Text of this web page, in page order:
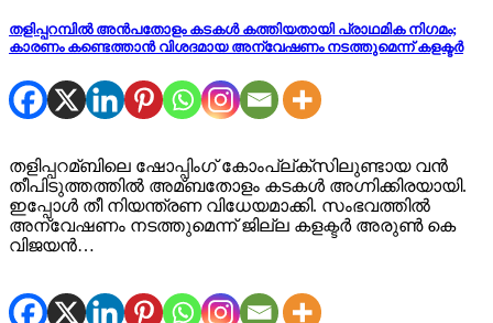
തളിപ്പറമ്പിൽ അൻപതോളം കടകൾ കത്തിയതായി പ്രാഥമിക നിഗമം;
കാരണം കണ്ടെത്താൻ വിശദമായ അന്വേഷണം നടത്തുമെന്ന് കളക്ടർ
തളിപ്പറമ്ബിലെ ഷോപ്പിംഗ് കോംപ്ല്ക്സിലുണ്ടായ വൻ
തീപിടുത്തത്തില്‍ അമ്ബതോളം കടകള്‍ അഗ്നിക്കിരയായി.
ഇപ്പോള്‍ തീ നിയന്ത്രണ വിധേയമാക്കി. സംഭവത്തില്‍
അന്വേഷണം നടത്തുമെന്ന് ജില്ല കളക്ടർ അരുണ്‍ കെ
വിജയൻ…